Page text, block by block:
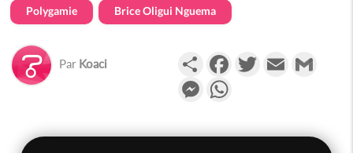
Polygamie Brice Oligui Nguema
Par Koaci PartagerFacebookTwitterEmail
Messenger